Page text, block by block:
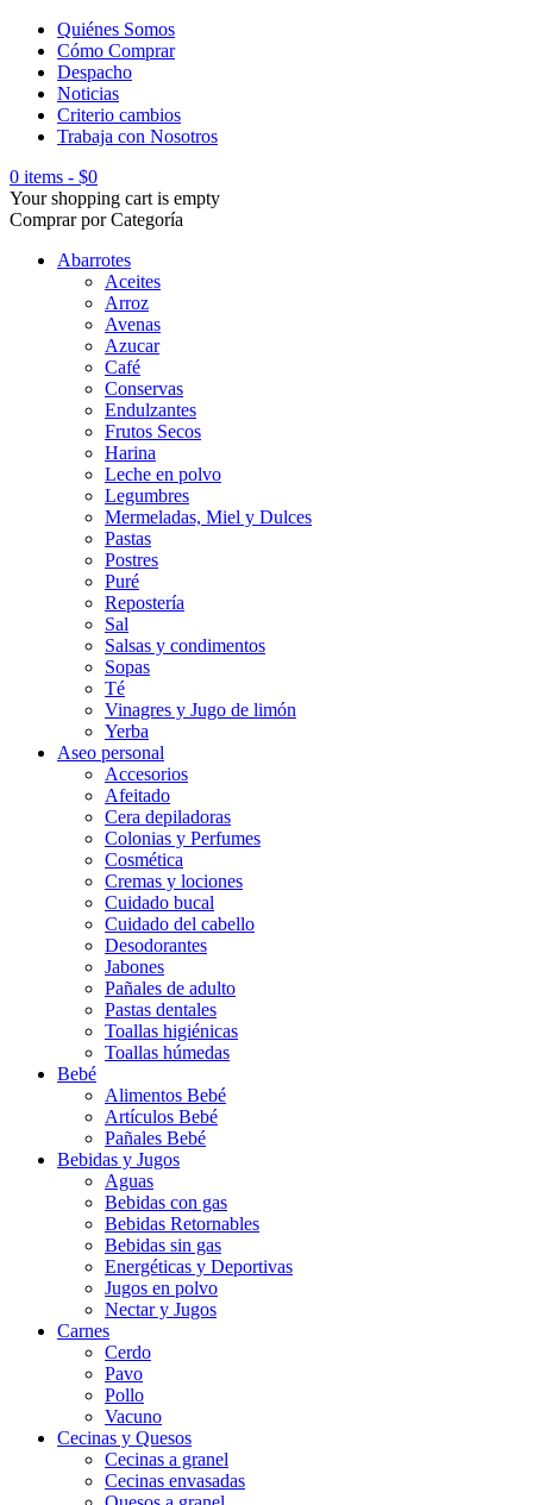
Quiénes Somos
Cómo Comprar
Despacho
Noticias
Criterio cambios
Trabaja con Nosotros
0 items - $0
Your shopping cart is empty
Comprar por Categoría
Abarrotes
Aceites
Arroz
Avenas
Azucar
Café
Conservas
Endulzantes
Frutos Secos
Harina
Leche en polvo
Legumbres
Mermeladas, Miel y Dulces
Pastas
Postres
Puré
Repostería
Sal
Salsas y condimentos
Sopas
Té
Vinagres y Jugo de limón
Yerba
Aseo personal
Accesorios
Afeitado
Cera depiladoras
Colonias y Perfumes
Cosmética
Cremas y lociones
Cuidado bucal
Cuidado del cabello
Desodorantes
Jabones
Pañales de adulto
Pastas dentales
Toallas higiénicas
Toallas húmedas
Bebé
Alimentos Bebé
Artículos Bebé
Pañales Bebé
Bebidas y Jugos
Aguas
Bebidas con gas
Bebidas Retornables
Bebidas sin gas
Energéticas y Deportivas
Jugos en polvo
Nectar y Jugos
Carnes
Cerdo
Pavo
Pollo
Vacuno
Cecinas y Quesos
Cecinas a granel
Cecinas envasadas